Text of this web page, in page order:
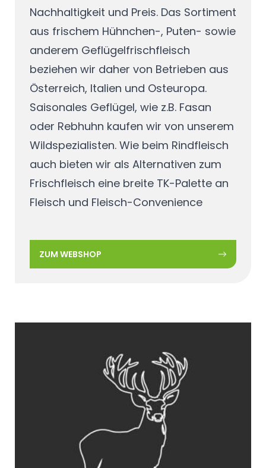
Nachhaltigkeit und Preis. Das Sortiment
aus frischem Hühnchen-, Puten- sowie
anderem Geflügelfrischfleisch
beziehen wir daher von Betrieben aus
Österreich, Italien und Osteuropa.
Saisonales Geflügel, wie z.B. Fasan
oder Rebhuhn kaufen wir von unserem
Wildspezialisten. Wie beim Rindfleisch
auch bieten wir als Alternativen zum
Frischfleisch eine breite TK-Palette an
Fleisch und Fleisch-Convenience
ZUM WEBSHOP